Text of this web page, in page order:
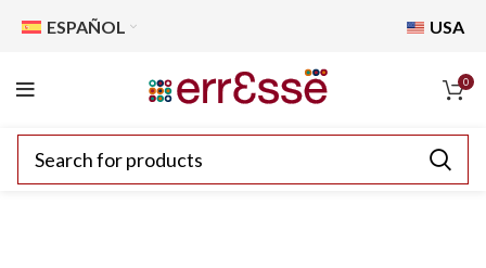
ESPAÑOL USA
0